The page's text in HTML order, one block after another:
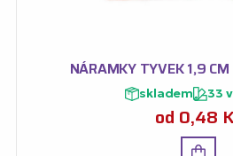
NÁRAMKY TYVEK 1,9
skladem 33
od 0,48